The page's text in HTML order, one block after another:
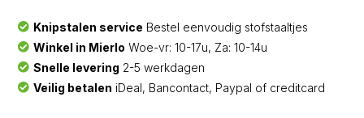
Knipstalen service Bestel eenvoudig stofstaaltjes
Winkel in Mierlo Woe-vr: 10-17u, Za: 10-14u
Snelle levering 2-5 werkdagen
Veilig betalen iDeal, Bancontact, Paypal of creditcard